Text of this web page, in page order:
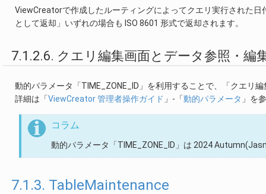
ViewCreatorで作成したルーティングによってクエリ実行された
として返却」いずれの場合も ISO 8601 形式で返却されます。
7.1.2.6. クエリ編集画面とデータ参照・
動的パラメータ「TIME_ZONE_ID」を利用することで、「クエリ
詳細は「ViewCreator 管理者操作ガイド 」-「動的パラメータ 」を
コラム
動的パラメータ「TIME_ZONE_ID」は 2024
7.1.3. TableMaintenance